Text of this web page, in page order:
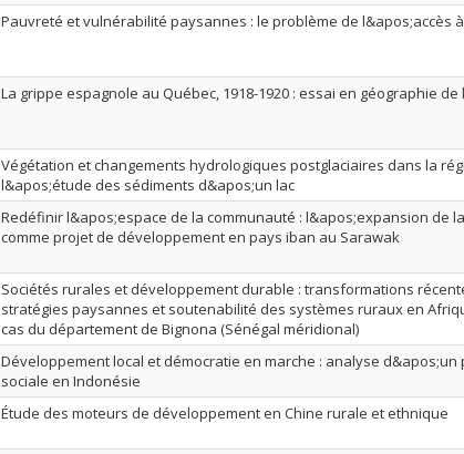
Pauvreté et vulnérabilité paysannes : le problème de l&apos;accès
La grippe espagnole au Québec, 1918-1920 : essai en géographie de
Végétation et changements hydrologiques postglaciaires dans la
l&apos;étude des sédiments d&apos;un lac
Redéfinir l&apos;espace de la communauté : l&apos;expansion de
comme projet de développement en pays iban au Sarawak
Sociétés rurales et développement durable : transformations
stratégies paysannes et soutenabilité des systèmes ruraux en
cas du département de Bignona (Sénégal méridional)
Développement local et démocratie en marche : analyse
sociale en Indonésie
Étude des moteurs de développement en Chine rurale et ethnique